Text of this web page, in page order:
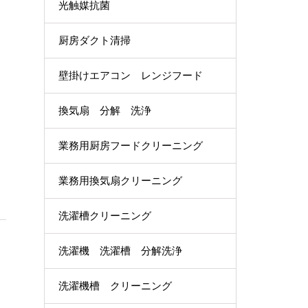
光触媒抗菌
厨房ダクト清掃
壁掛けエアコン レンジフード
換気扇 分解 洗浄
業務用厨房フードクリーニング
業務用換気扇クリーニング
洗濯槽クリーニング
洗濯機 洗濯槽 分解洗浄
洗濯機槽 クリーニング